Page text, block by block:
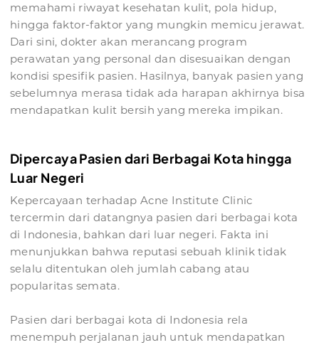
memahami riwayat kesehatan kulit, pola hidup,
hingga faktor-faktor yang mungkin memicu jerawat.
Dari sini, dokter akan merancang program
perawatan yang personal dan disesuaikan dengan
kondisi spesifik pasien. Hasilnya, banyak pasien yang
sebelumnya merasa tidak ada harapan akhirnya bisa
mendapatkan kulit bersih yang mereka impikan.
Dipercaya Pasien dari Berbagai Kota hingga
Luar Negeri
Kepercayaan terhadap Acne Institute Clinic
tercermin dari datangnya pasien dari berbagai kota
di Indonesia, bahkan dari luar negeri. Fakta ini
menunjukkan bahwa reputasi sebuah klinik tidak
selalu ditentukan oleh jumlah cabang atau
popularitas semata.
Pasien dari berbagai kota di Indonesia rela
menempuh perjalanan jauh untuk mendapatkan